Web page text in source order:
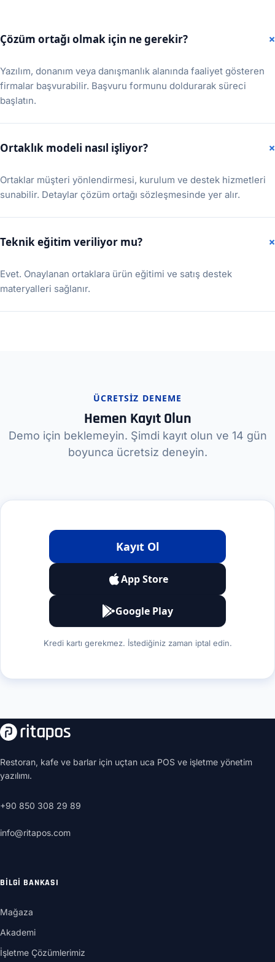
Çözüm ortağı olmak için ne gerekir?
Yazılım, donanım veya danışmanlık alanında faaliyet gösteren
firmalar başvurabilir. Başvuru formunu doldurarak süreci
başlatın.
Ortaklık modeli nasıl işliyor?
Ortaklar müşteri yönlendirmesi, kurulum ve destek hizmetleri
sunabilir. Detaylar çözüm ortağı sözleşmesinde yer alır.
Teknik eğitim veriliyor mu?
Evet. Onaylanan ortaklara ürün eğitimi ve satış destek
materyalleri sağlanır.
ÜCRETSIZ DENEME
Hemen Kayıt Olun
Demo için beklemeyin. Şimdi kayıt olun ve 14 gün
boyunca ücretsiz deneyin.
Kayıt Ol
App Store
Google Play
Kredi kartı gerekmez. İstediğiniz zaman iptal edin.
Restoran, kafe ve barlar için uçtan uca POS ve işletme yönetim
yazılımı.
+90 850 308 29 89
info@ritapos.com
BILGI BANKASI
Mağaza
Akademi
İşletme Çözümlerimiz